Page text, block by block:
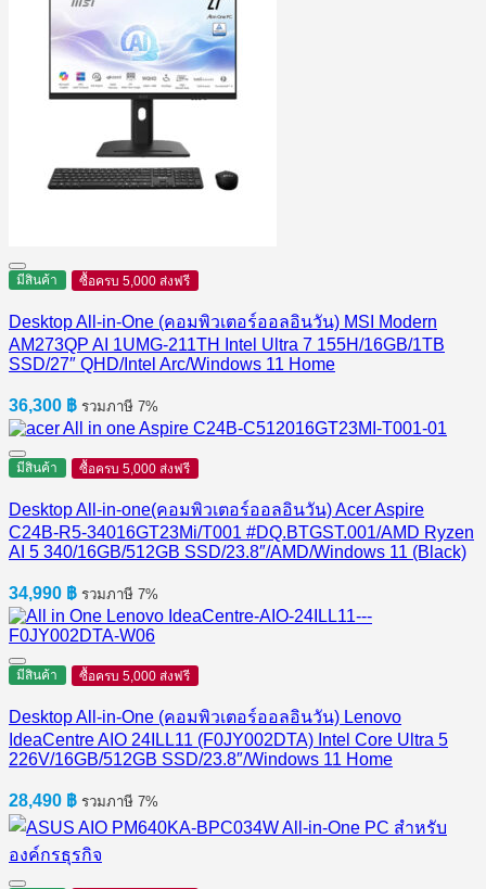
มีสินค้า ซื้อครบ 5,000 ส่งฟรี
Desktop All-in-One (คอมพิวเตอร์ออลอินวัน) MSI Modern
AM273QP AI 1UMG-211TH Intel Ultra 7 155H/16GB/1TB
SSD/27″ QHD/Intel Arc/Windows 11 Home
36,300 ฿ รวมภาษี 7%
มีสินค้า ซื้อครบ 5,000 ส่งฟรี
Desktop All-in-one(คอมพิวเตอร์ออลอินวัน) Acer Aspire
C24B-R5-34016GT23Mi/T001 #DQ.BTGST.001/AMD Ryzen
AI 5 340/16GB/512GB SSD/23.8″/AMD/Windows 11 (Black)
34,990 ฿ รวมภาษี 7%
มีสินค้า ซื้อครบ 5,000 ส่งฟรี
Desktop All-in-One (คอมพิวเตอร์ออลอินวัน) Lenovo
IdeaCentre AIO 24ILL11 (F0JY002DTA) Intel Core Ultra 5
226V/16GB/512GB SSD/23.8″/Windows 11 Home
28,490 ฿ รวมภาษี 7%